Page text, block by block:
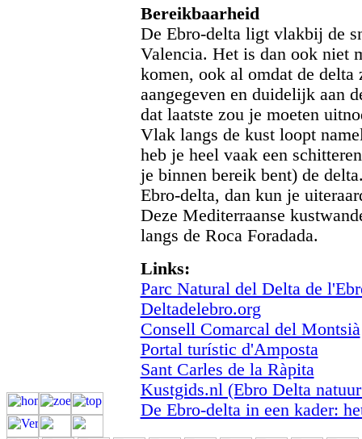
Bereikbaarheid
De Ebro-delta ligt vlakbij de
Valencia. Het is dan ook niet
komen, ook al omdat de
aangegeven en duidelijk aan
dat laatste zou je moeten
Vlak langs de kust loopt
heb je heel vaak een
je binnen bereik bent) de
Ebro-delta, dan kun je
Deze Mediterraanse
langs de Roca Foradada.
Links:
Parc Natural del Delta de
Deltadelebro.org
Consell Comarcal del Montsià
Portal turístic d'Amposta
Sant Carles de la Ràpita
Kustgids.nl (Ebro Delta
De Ebro-delta in een kader: